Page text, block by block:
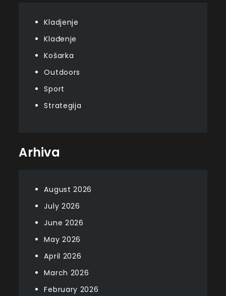
Kladjenje
Klađenje
Košarka
Outdoors
Sport
Strategija
Arhiva
August 2026
July 2026
June 2026
May 2026
April 2026
March 2026
February 2026